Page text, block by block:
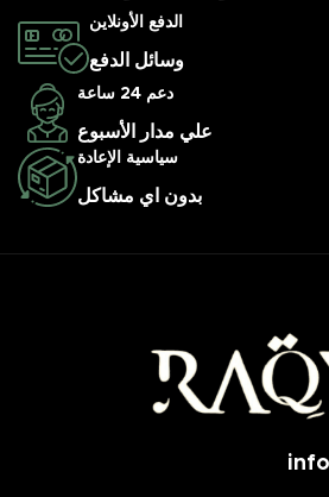
الدفع الأونلاين
وسائل الدفع
دعم 24 ساعة
علي مدار الأسبوع
سياسية الإعادة
بدون اي مشاكل